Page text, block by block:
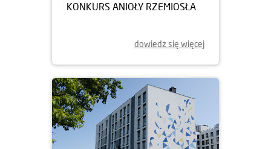
KONKURS ANIOŁY RZEMIOSŁA
dowiedz się więcej